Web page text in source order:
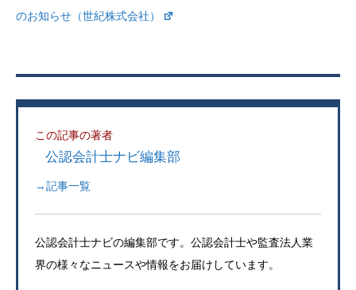
のお知らせ（世紀株式会社）
この記事の著者
公認会計士ナビ編集部
→記事一覧
公認会計士ナビの編集部です。公認会計士や監査法人業
界の様々なニュースや情報をお届けしています。